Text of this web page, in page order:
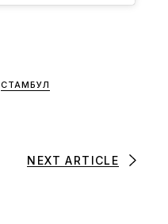
СТАМБУЛ
NEXT ARTICLE